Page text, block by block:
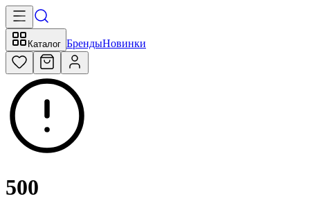
Каталог БрендыНовинки
500